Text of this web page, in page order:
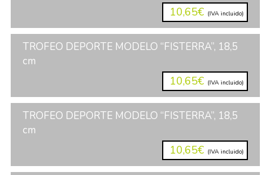
10,65€ (IVA incluido)
TROFEO DEPORTE MODELO “FISTERRA”, 18,5
cm
10,65€ (IVA incluido)
TROFEO DEPORTE MODELO “FISTERRA”, 18,5
cm
10,65€ (IVA incluido)